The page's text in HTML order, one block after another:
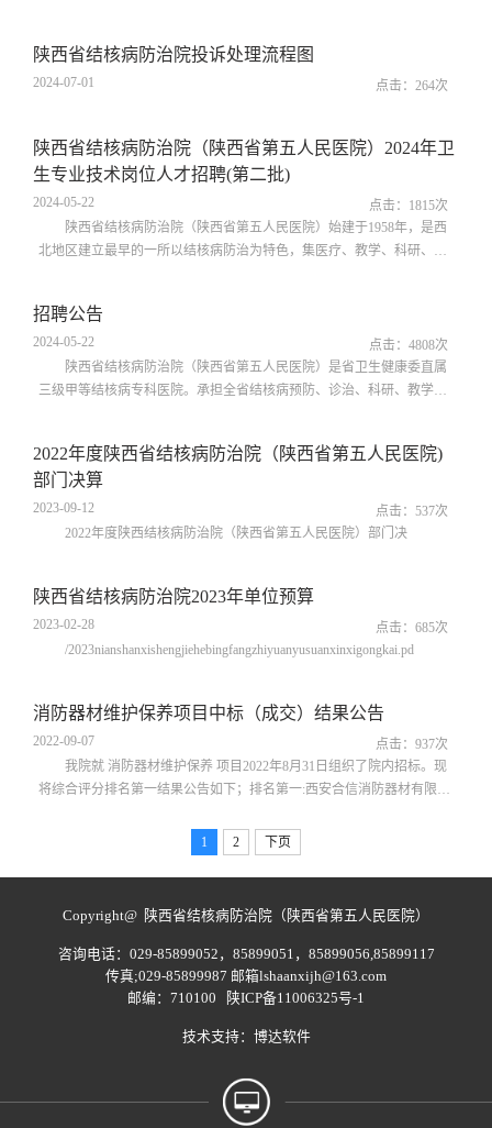
陕西省结核病防治院投诉处理流程图
2024-07-01 点击： 264次
陕西省结核病防治院（陕西省第五人民医院）2024年卫
生专业技术岗位人才招聘(第二批)
2024-05-22 点击： 1815次
陕西省结核病防治院（陕西省第五人民医院）始建于1958年，是西
北地区建立最早的一所以结核病防治为特色，集医疗、教学、科研、预
现面向社会公开招聘医疗卫生专业技术岗位人员。一、招聘原则坚持公
开、平等、竞争、择优原则。二、招聘人数为推进医院建设和高质量发
展引进和储备人才，现面向社会...
招聘公告
2024-05-22 点击： 4808次
陕西省结核病防治院（陕西省第五人民医院）是省卫生健康委直属
三级甲等结核病专科医院。承担全省结核病预防、诊治、科研、教学、
科、强综合”一流名院。2024年我院省公卫中心院区已正式投入使用，为
进一步推进“一院两区”发展新格局，加强业务建设和人才储备，现面向
社会公开招聘合同制护理...
2022年度陕西省结核病防治院（陕西省第五人民医院)
部门决算
2023-09-12 点击： 537次
2022年度陕西结核病防治院（陕西省第五人民医院）部门决
陕西省结核病防治院2023年单位预算
2023-02-28 点击： 685次
/2023nianshanxishengjiehebingfangzhiyuanyusuanxinxigongkai.pd
消防器材维护保养项目中标（成交）结果公告
2022-09-07 点击： 937次
我院就 消防器材维护保养 项目2022年8月31日组织了院内招标。现
将综合评分排名第一结果公告如下；排名第一:西安合信消防器材有限公
1 2 下页
Copyright@ 陕西省结核病防治院（陕西省第五人民医院）
咨询电话：029-85899052，85899051，85899056,85899117
传真;029-85899987 邮箱lshaanxijh@163.com
邮编：710100
陕ICP备11006325号-1
技术支持： 博达软件